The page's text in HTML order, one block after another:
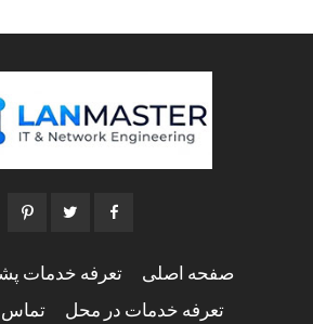
صفحه اصلی تعرفه خدمات
تعرفه خدمات در محل تماس